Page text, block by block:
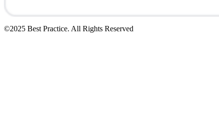
©2025 Best Practice. All Rights Reserved